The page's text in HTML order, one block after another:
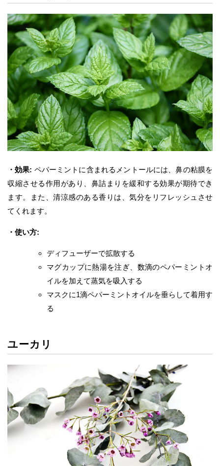
・効果: ペパーミントに含まれるメントールには、鼻の粘膜を
収縮させる作用があり、鼻詰まりを緩和する効果が期待でき
ます。また、清涼感のある香りは、気分をリフレッシュさせ
てくれます。
・使い方:
ディフューザーで拡散する
マグカップに熱湯を注ぎ、数滴のペパーミントオ
イルを加えて蒸気を吸入する
マスクに1滴ペパーミントオイルを垂らして着用す
る
ユーカリ